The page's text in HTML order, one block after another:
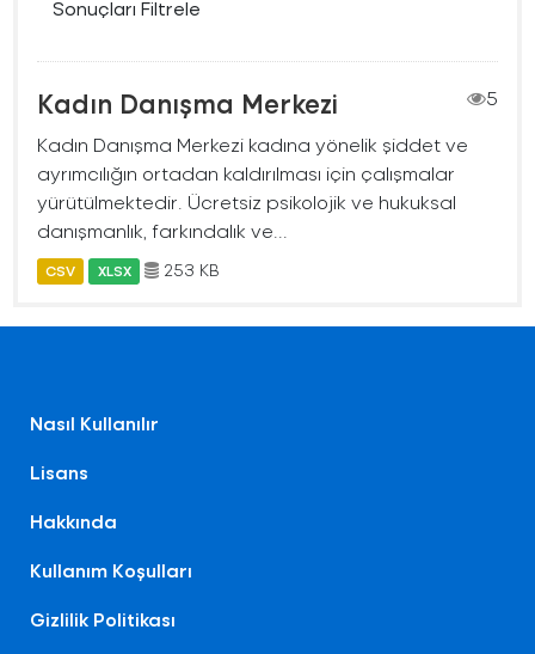
Sonuçları Filtrele
Kadın Danışma Merkezi
5
Kadın Danışma Merkezi kadına yönelik şiddet ve
ayrımcılığın ortadan kaldırılması için çalışmalar
yürütülmektedir. Ücretsiz psikolojik ve hukuksal
danışmanlık, farkındalık ve...
CSV XLSX 253 KB
Nasıl Kullanılır
Lisans
Hakkında
Kullanım Koşulları
Gizlilik Politikası